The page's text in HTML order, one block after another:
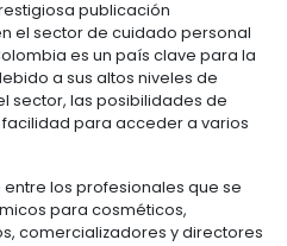
Compartir
los empresarios del
de Aseo, una oportunidad
investigación y
prestigiosa publicación